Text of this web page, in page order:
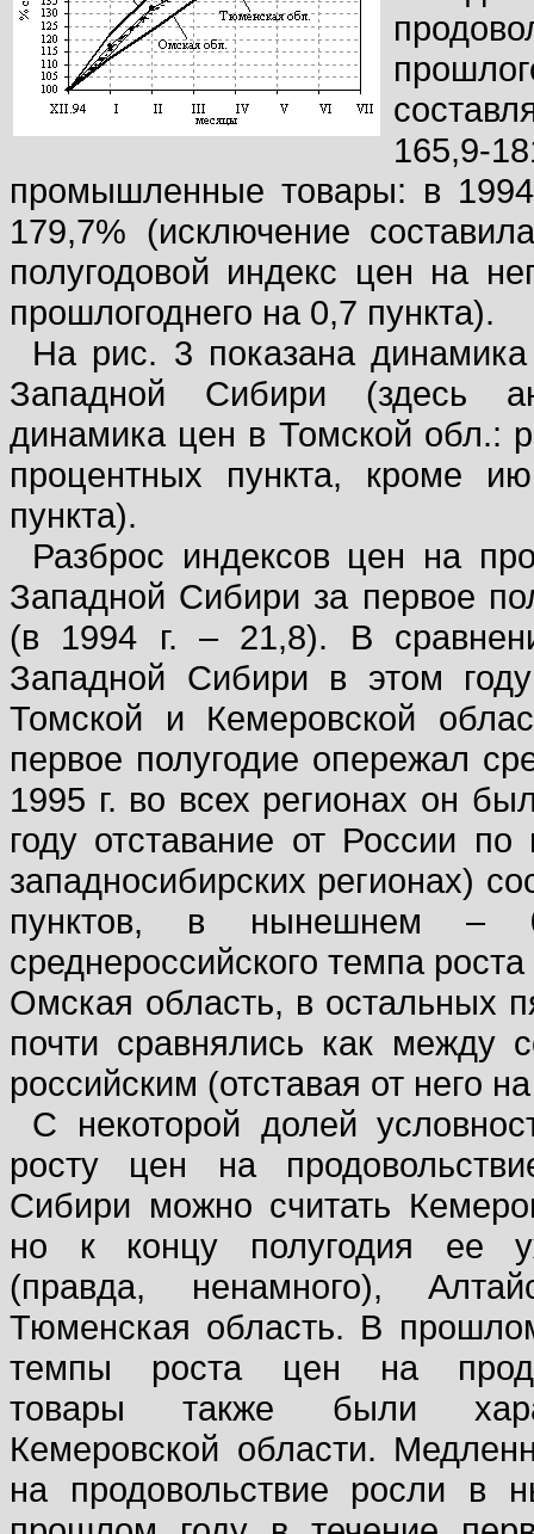
165,9-
промышленные товары: в
179,7% (исключение
полугодовой индекс цен на
прошлогоднего на 0,7 пункта).
На рис. 3 показана
Западной Сибири (здесь
динамика цен в Томской обл.:
процентных пункта, кроме
пункта).
Разброс индексов цен на
Западной Сибири за первое
(в 1994 г. – 21,8). В
Западной Сибири в этом
Томской и Кемеровской
первое полугодие опережал
1995 г. во всех регионах он
году отставание от России
западносибирских регионах)
пунктов, в нынешнем –
среднероссийского темпа
Омская область, в остальных
почти сравнялись как между
российским (отставая от него
С некоторой долей
росту цен на
Сибири можно считать
но к концу полугодия ее
(правда, ненамного),
Тюменская область. В
темпы роста цен на
товары также были
Кемеровской области.
на продовольствие росли в